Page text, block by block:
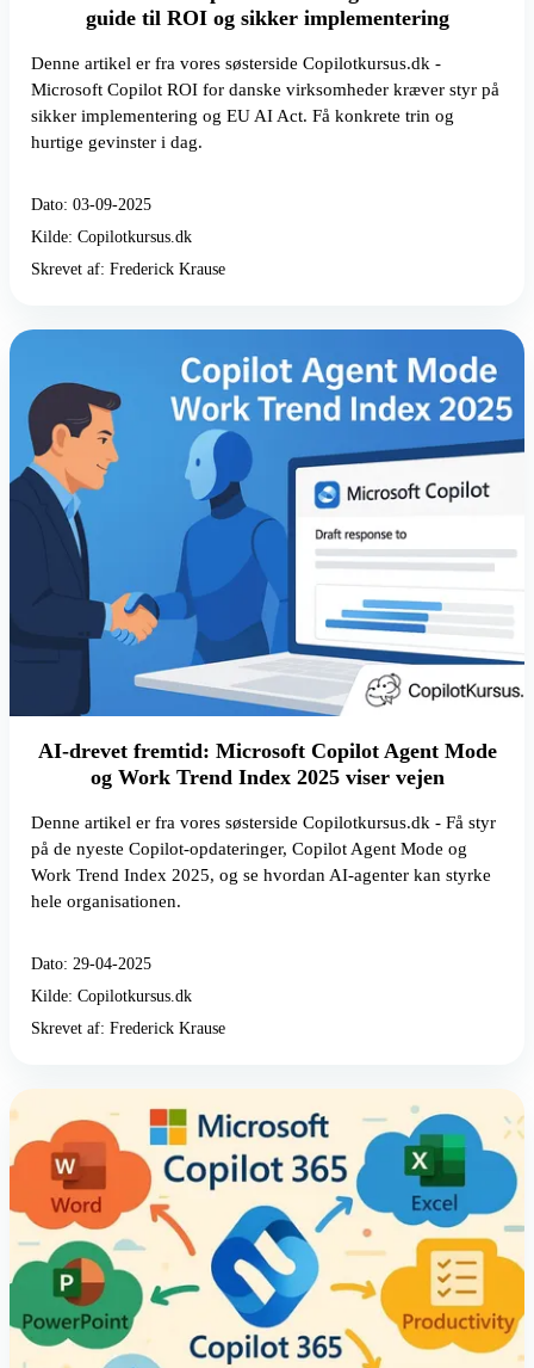
guide til ROI og sikker implementering
Denne artikel er fra vores søsterside Copilotkursus.dk -
Microsoft Copilot ROI for danske virksomheder kræver styr på
sikker implementering og EU AI Act. Få konkrete trin og
hurtige gevinster i dag.
Dato: 03-09-2025
Kilde: Copilotkursus.dk
Skrevet af: Frederick Krause
AI-drevet fremtid: Microsoft Copilot Agent Mode
og Work Trend Index 2025 viser vejen
Denne artikel er fra vores søsterside Copilotkursus.dk - Få styr
på de nyeste Copilot-opdateringer, Copilot Agent Mode og
Work Trend Index 2025, og se hvordan AI-agenter kan styrke
hele organisationen.
Dato: 29-04-2025
Kilde: Copilotkursus.dk
Skrevet af: Frederick Krause